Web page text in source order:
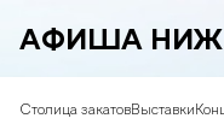
АФИША
Столица закатовВыставки